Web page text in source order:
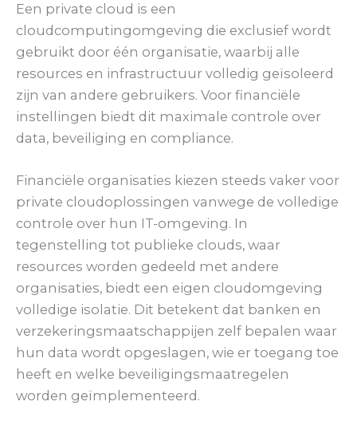
Een private cloud is een
cloudcomputingomgeving die exclusief wordt
gebruikt door één organisatie, waarbij alle
resources en infrastructuur volledig geïsoleerd
zijn van andere gebruikers. Voor financiële
instellingen biedt dit maximale controle over
data, beveiliging en compliance.
Financiële organisaties kiezen steeds vaker voor
private cloudoplossingen vanwege de volledige
controle over hun IT-omgeving. In
tegenstelling tot publieke clouds, waar
resources worden gedeeld met andere
organisaties, biedt een eigen cloudomgeving
volledige isolatie. Dit betekent dat banken en
verzekeringsmaatschappijen zelf bepalen waar
hun data wordt opgeslagen, wie er toegang toe
heeft en welke beveiligingsmaatregelen
worden geïmplementeerd.